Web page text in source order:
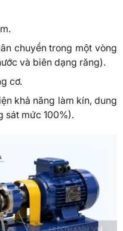
chuyển trong một vòng
và biên dạng răng).
cơ.
khả năng làm kín, dung
sát mức 100%).